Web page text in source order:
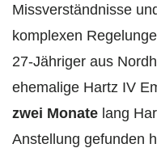
Missverständnisse
komplexen
27-Jähriger aus
ehemalige Hartz IV
zwei Monate lang
Anstellung gefunden